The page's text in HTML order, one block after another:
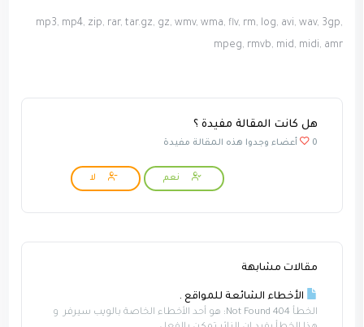
mp3, mp4, zip, rar, tar.gz, gz, wmv, wma, flv, rm, log, avi, wav, 3gp,
mpeg, rmvb, mid, midi, amr
هل كانت المقالة مفيدة ؟
0 أعضاء وجدوا هذه المقالة مفيدة
نعم لا
مقالات مشابهة
الأخطاء الشائعة للمواقع .
الخطأ Not Found 404: هو أحد الأخطاء الخاصة بالويب سيرفر و